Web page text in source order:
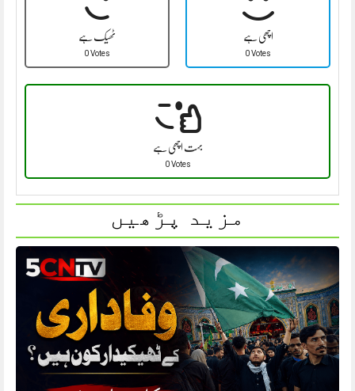
ٹھیک ہے
0 Votes
اچھی ہے
0 Votes
بہت اچھی ہے
0 Votes
مزید پڑھیں